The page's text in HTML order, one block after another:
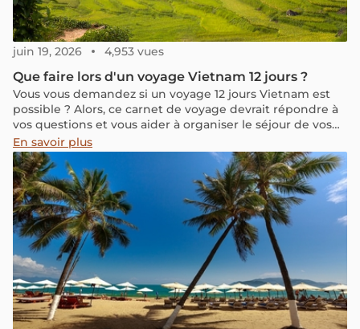
juin 19, 2026 4,953 vues
Que faire lors d'un voyage Vietnam 12 jours ?
Vous vous demandez si un voyage 12 jours Vietnam est
possible ? Alors, ce carnet de voyage devrait répondre à
vos questions et vous aider à organiser le séjour de vos
rêves. Suivez donc mes péripéties à travers ce récit !
En savoir plus